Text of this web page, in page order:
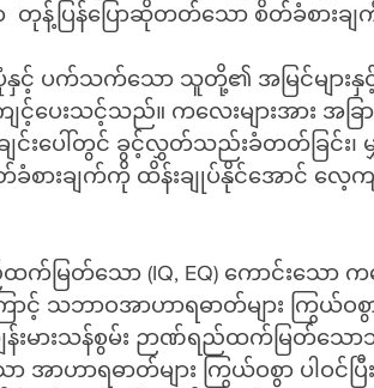
ြန်ပြောဆိုတတ်သော စိတ်ခံစားချက်
ပ်ပုံနှင့် ပက်သက်သော သူတို့၏ အမြင်များနှ
င့်ပေးသင့်သည်။ ကလေးများအား အခြ
င်းပေါ်တွင် ခွင့်လွှတ်သည်းခံတတ်ခြင်း၊ မ
စားချက်ကို ထိန်းချုပ်နိုင်အောင် လေ့က
မြတ်သော (IQ, EQ) ကောင်းသော ကလ
င့် သဘာဝအာဟာရဓာတ်များ ကြွယ်ဝစွ
မားသန်စွမ်း ဉာဏ်ရည်ထက်မြတ်သောသူ
ာဟာရဓာတ်များ ကြွယ်ဝစွာ ပါဝင်ပ